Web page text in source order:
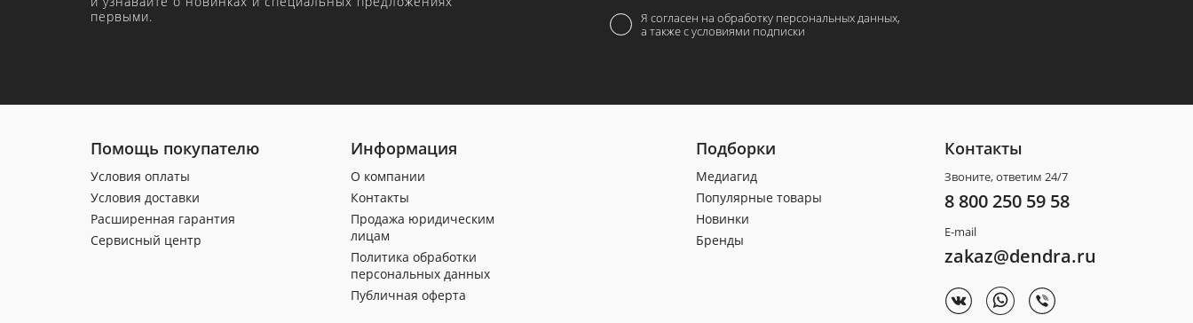
первыми.
Я согласен на обработку персональных данных,
а также с условиями подписки
Помощь покупателю
Условия оплаты
Условия доставки
Расширенная гарантия
Сервисный центр
Информация
О компании
Контакты
Продажа юридическим
лицам
Политика обработки
персональных данных
Публичная оферта
Подборки
Медиагид
Популярные товары
Новинки
Бренды
Контакты
Звоните, ответим 24/7
8 800 250 59 58
E-mail
zakaz@dendra.ru